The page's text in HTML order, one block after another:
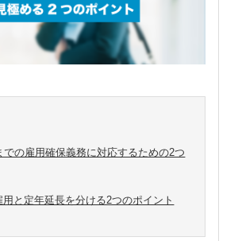
での雇用確保義務に対応するための2つ
用と定年延長を分ける2つのポイント